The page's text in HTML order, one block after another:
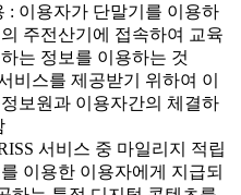
이용자가 단말기를 이용하
주전산기에 접속하여 교육
는 정보를 이용하는 것
비스를 제공받기 위하여 이
보원과 이용자간의 체결하
서비스 중 마일리지 적립
이용한 이용자에게 지급되